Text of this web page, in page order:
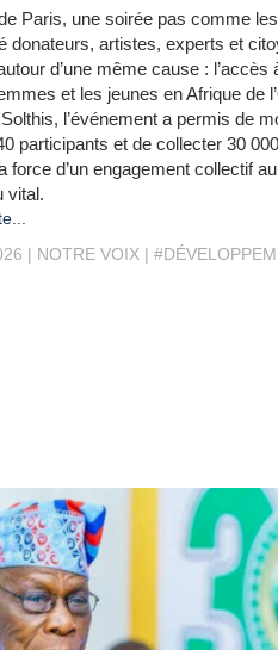
Paris, une soirée pas comme
donateurs, artistes, experts et
d’une même cause : l’accès
et les jeunes en Afrique de
l’événement a permis de
participants et de collecter 30
force d’un engagement collectif
vital.
NOTRE VOIX